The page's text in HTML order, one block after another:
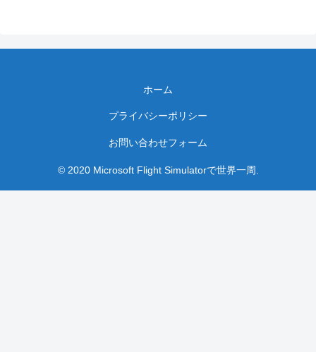
ホーム
プライバシーポリシー
お問い合わせフォーム
© 2020 Microsoft Flight Simulatorで世界一周.